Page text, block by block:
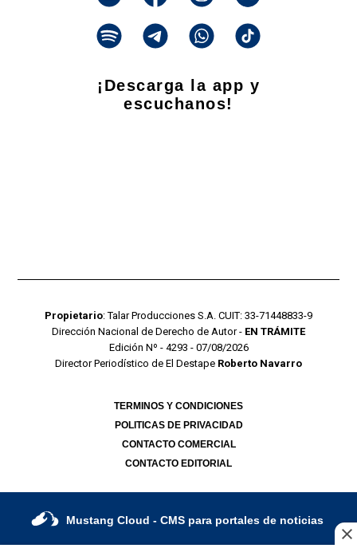
¡Descarga la app y
escuchanos!
Propietario: Talar Producciones S.A. CUIT: 33-71448833-9
Dirección Nacional de Derecho de Autor - EN TRÁMITE
Edición Nº - 4293 - 07/08/2026
Director Periodístico de El Destape Roberto Navarro
TERMINOS Y CONDICIONES
POLITICAS DE PRIVACIDAD
CONTACTO COMERCIAL
CONTACTO EDITORIAL
Mustang Cloud - CMS para portales de noticias